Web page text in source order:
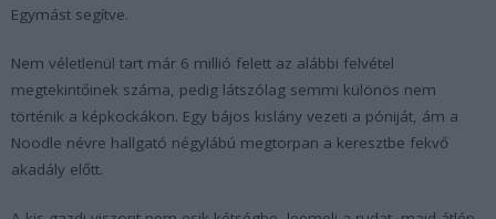
Egymást segítve.
Nem véletlenül tart már 6 millió felett az alábbi felvétel
megtekintőinek száma, pedig látszólag semmi különös nem
történik a képkockákon. Egy bájos kislány vezeti a póniját, ám a
Noodle névre hallgató négylábú megtorpan a keresztbe fekvő
akadály előtt.